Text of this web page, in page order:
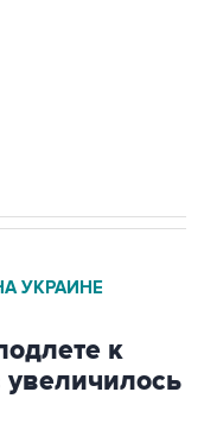
УКРАИНЕ
к